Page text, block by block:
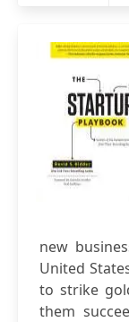
new
United
to strike
them